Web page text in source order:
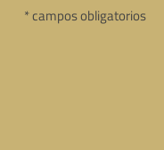
* campos obligatorios